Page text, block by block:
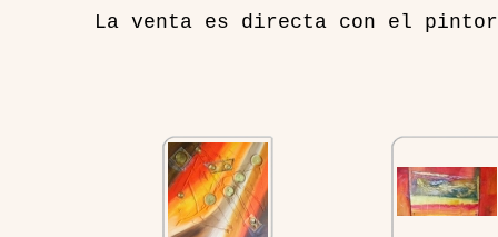
La venta es directa con el pintor